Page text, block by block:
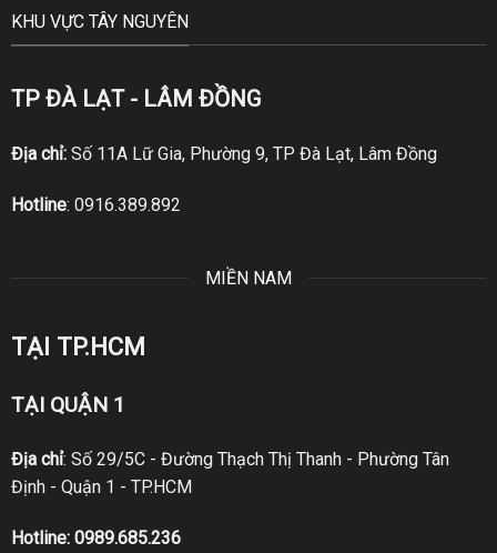
KHU VỰC TÂY NGUYÊN
TP ĐÀ LẠT - LÂM ĐỒNG
Địa chỉ:Số 11A Lữ Gia, Phường 9, TP Đà Lạt, Lâm Đồng
Hotline: 0916.389.892
MIỀN NAM
TẠI TP.HCM
TẠI QUẬN 1
Địa chỉ: Số 29/5C - Đường Thạch Thị Thanh - Phường Tân
Định - Quận 1 - TP.HCM
Hotline: 0989.685.236